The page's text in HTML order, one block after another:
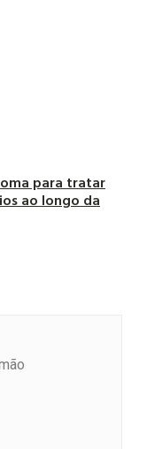
para tratar
ao longo da